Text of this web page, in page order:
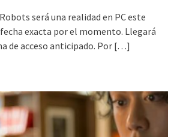
será una realidad en PC este
exacta por el momento. Llegará
de acceso anticipado. Por […]